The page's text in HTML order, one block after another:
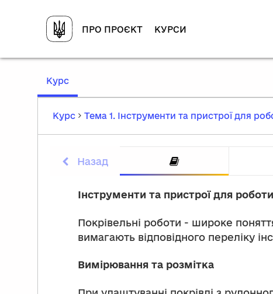
ПРО ПРОЄКТ КУРСИ
Курс,
Курс
Тема 1. Інструменти та пристрої для
Назад
Інструменти та пристрої для
Покрівельні роботи - широке
вимагають відповідного переліку
Вимірювання та розмітка